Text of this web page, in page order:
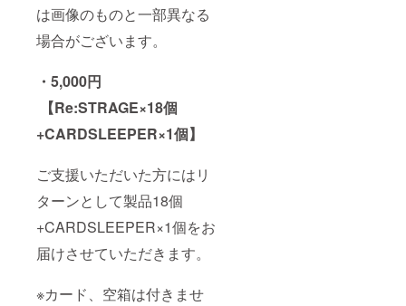
は画像のものと一部異なる
場合がございます。
・5,000円
【Re:STRAGE×18個
+CARDSLEEPER×1個】
ご支援いただいた方にはリ
ターンとして製品18個
+CARDSLEEPER×1個をお
届けさせていただきます。
※カード、空箱は付きませ